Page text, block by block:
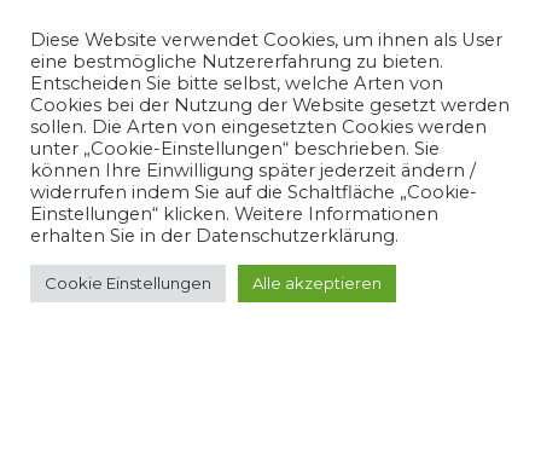
TRIO IMÀGE DVOŘÁK • FALL • DYAKOV
NEXT POST
DICHTERLIEBE - PATRICK GRAHL & DANIEL HEIDE
Diese Website verwendet Cookies, um ihnen als User
eine bestmögliche Nutzererfahrung zu bieten.
Entscheiden Sie bitte selbst, welche Arten von
Cookies bei der Nutzung der Website gesetzt werden
sollen. Die Arten von eingesetzten Cookies werden
unter „Cookie-Einstellungen“ beschrieben. Sie
können Ihre Einwilligung später jederzeit ändern /
widerrufen indem Sie auf die Schaltfläche „Cookie-
Einstellungen“ klicken. Weitere Informationen
erhalten Sie in der Datenschutzerklärung.
Cookie Einstellungen Alle akzeptieren